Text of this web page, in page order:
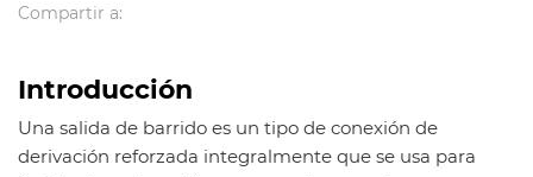
cabeza hexagonal, pezón de estampación, unión, weldolet,
Estándar: ANSI B16.11, EN10241, BS3799, JIS B2316, MSS SP-
83, MSS SP-79;
Tratamiento superficial: chorro de arena, aceite
Compartir a:
Introducción
Una salida de barrido es un tipo de conexión de
derivación reforzada integralmente que se usa para